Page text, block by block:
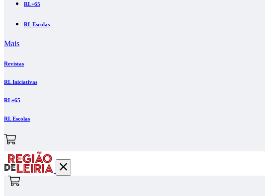
RL+65
RL Escolas
Mais
Revistas
RL Iniciativas
RL+65
RL Escolas